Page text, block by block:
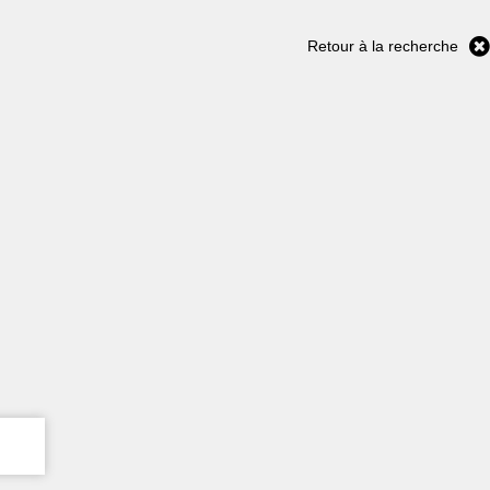
Retour à la recherche